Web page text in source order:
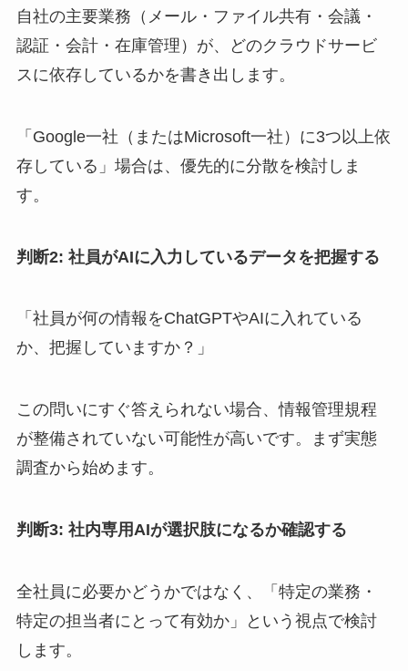
自社の主要業務（メール・ファイル共有・会議・
認証・会計・在庫管理）が、どのクラウドサービ
スに依存しているかを書き出します。
「Google一社（またはMicrosoft一社）に3つ以上依
存している」場合は、優先的に分散を検討しま
す。
判断2: 社員がAIに入力しているデータを把握する
「社員が何の情報をChatGPTやAIに入れている
か、把握していますか？」
この問いにすぐ答えられない場合、情報管理規程
が整備されていない可能性が高いです。まず実態
調査から始めます。
判断3: 社内専用AIが選択肢になるか確認する
全社員に必要かどうかではなく、「特定の業務・
特定の担当者にとって有効か」という視点で検討
します。